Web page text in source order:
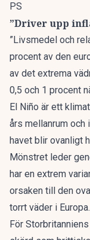
PS
”Driver upp
”Livsmedel och
procent av den
av det extrema
0,5 och 1 procent
El Niño är ett
års mellanrum och
havet blir ovanligt
Mönstret leder
har en extrem
orsaken till den
torrt väder i Europa.
För